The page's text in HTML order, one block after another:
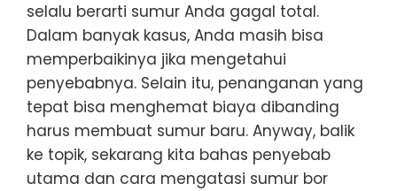
selalu berarti sumur Anda gagal total.
Dalam banyak kasus, Anda masih bisa
memperbaikinya jika mengetahui
penyebabnya. Selain itu, penanganan yang
tepat bisa menghemat biaya dibanding
harus membuat sumur baru. Anyway, balik
ke topik, sekarang kita bahas penyebab
utama dan cara mengatasi sumur bor